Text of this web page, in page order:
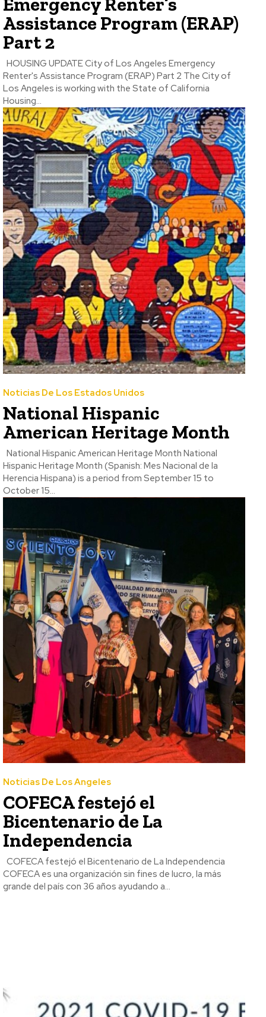
Assistance Program (ERAP)
Part 2
HOUSING UPDATE City of Los Angeles Emergency
Renter's Assistance Program (ERAP) Part 2 The City of
Los Angeles is working with the State of California
Housing...
Noticias De Los Estados Unidos
National Hispanic
American Heritage Month
National Hispanic American Heritage Month National
Hispanic Heritage Month (Spanish: Mes Nacional de la
Herencia Hispana) is a period from September 15 to
October 15...
Noticias De Los Angeles
COFECA festejó el
Bicentenario de La
Independencia
COFECA festejó el Bicentenario de La Independencia
COFECA es una organización sin fines de lucro, la más
grande del país con 36 años ayudando a...